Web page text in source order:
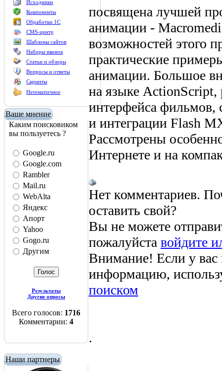
Исходники
Компоненты
Обработки 1С
CMS-центр
Шаблоны сайтов
Наборы иконок
Статьи и обзоры
Вопросы и ответы
Скрипты
Нетематичное
Ваше мнение
Каким поисковиком
вы пользуетесь ?
Google.ru
Google.com
Rambler
Mail.ru
WebAlta
Яндекс
Апорт
Yahoo
Gogo.ru
Другим
Результаты
Другие опросы
Всего голосов: 1716
Комментарии: 4
Наши партнеры
посвящена лучшей
анимации -
возможностей этого
практические
анимации. Большое
на языке ActionScript,
интерфейса фильмов,
и интеграции Flash
Рассмотрены
Интернете и на
Нет комментариев.
оставить свой?
Вы не можете
пожалуйста войдите
Внимание! Если у
информацию,
поиском
.